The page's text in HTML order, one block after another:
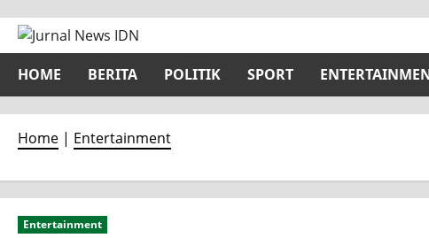
Skip
to
content
HOME BERITA POLITIK SPORT
Home | Entertainment
Entertainment